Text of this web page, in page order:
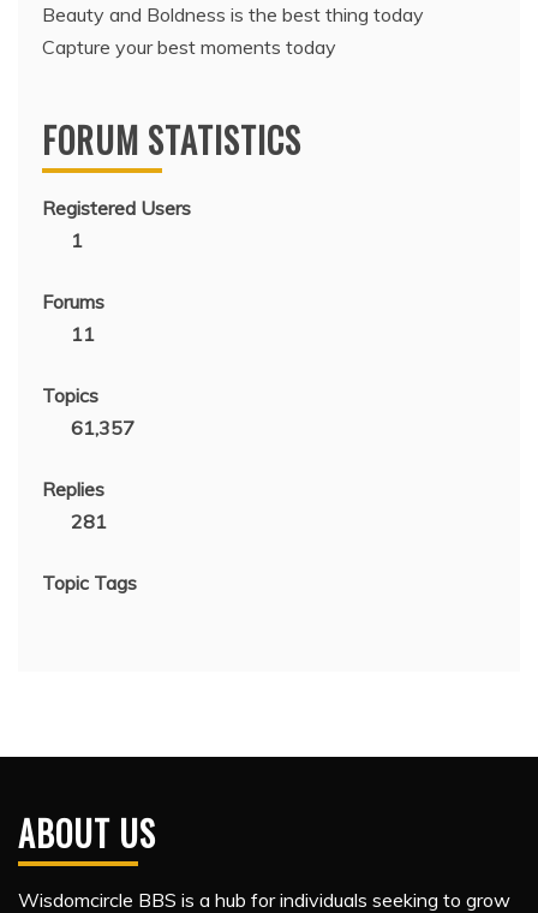
Beauty and Boldness is the best thing today
Capture your best moments today
FORUM STATISTICS
Registered Users
1
Forums
11
Topics
61,357
Replies
281
Topic Tags
ABOUT US
Wisdomcircle BBS is a hub for individuals seeking to grow